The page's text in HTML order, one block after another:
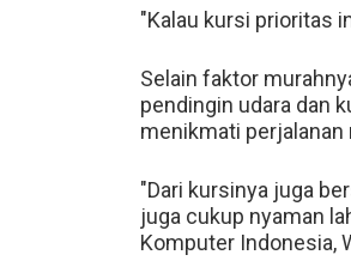
"Kalau kursi prioritas
Selain faktor
pendingin udara dan
menikmati
"Dari kursinya juga
juga cukup nyaman
Komputer Indonesia,